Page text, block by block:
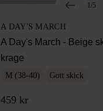
1/5
A DAY'S MARCH
A Day's March - Beige
krage
M (38-40) Gott skick
459 kr